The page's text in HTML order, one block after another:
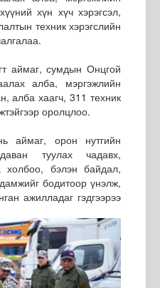
хүн хүч хэрэгсэл,
техник хэрэгслийн
аймаг, сумдын Онцгой
алба, мэргэжлийн
алба хаагч, 311 техник
оролцлоо.
аймаг, орон нутгийн
туулах чадавх,
холбоо, бэлэн байдал,
бодитоор үнэлж,
ажилладаг гэдгээрээ